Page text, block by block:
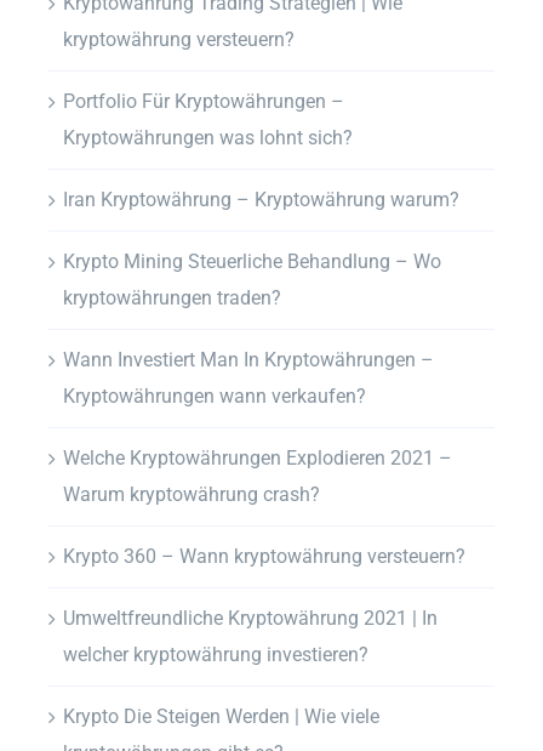
kryptowährung versteuern?
Portfolio Für Kryptowährungen –
Kryptowährungen was lohnt sich?
Iran Kryptowährung – Kryptowährung warum?
Krypto Mining Steuerliche Behandlung – Wo
kryptowährungen traden?
Wann Investiert Man In Kryptowährungen –
Kryptowährungen wann verkaufen?
Welche Kryptowährungen Explodieren 2021 –
Warum kryptowährung crash?
Krypto 360 – Wann kryptowährung versteuern?
Umweltfreundliche Kryptowährung 2021 | In
welcher kryptowährung investieren?
Krypto Die Steigen Werden | Wie viele